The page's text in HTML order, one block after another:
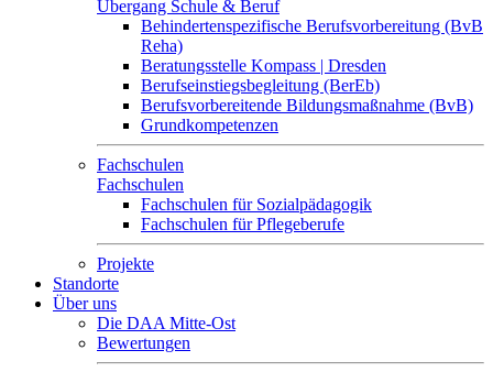
Übergang Schule & Beruf
Behindertenspezifische Berufsvorbereitung (BvB
Reha)
Beratungsstelle Kompass | Dresden
Berufseinstiegsbegleitung (BerEb)
Berufsvorbereitende Bildungsmaßnahme (BvB)
Grundkompetenzen
Fachschulen
Fachschulen
Fachschulen für Sozialpädagogik
Fachschulen für Pflegeberufe
Projekte
Standorte
Über uns
Die DAA Mitte-Ost
Bewertungen